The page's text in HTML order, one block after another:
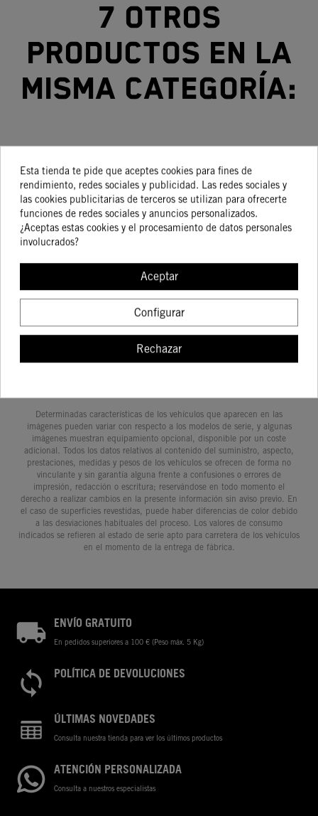
7 otros
productos en la
misma categoría:
MANETA
EMBRAGUE
KTM FLEX
FREERIDE
250 R /
99,04 €
59,42 €
KIT
CILINDRO
SXS
KTM 125
999,10 €
COMPRAR
AJUSTADOR
PRE CARGA
AMORTIGUADOR
159,05 €
AMORTIGUADOR
6,72 €
Determinadas características de los vehículos que aparecen en las
imágenes pueden variar con respecto a los modelos de serie, y algunas
imágenes muestran equipamiento opcional, disponible por un coste
adicional. Todos los datos relativos al contenido del suministro, aspecto,
prestaciones, medidas y pesos de los vehículos se ofrecen de forma no
vinculante y sin garantía alguna frente a confusiones o errores de
impresión, redacción o escritura; reservándose en todo momento el
derecho a realizar cambios en la presente información sin aviso previo. En
el caso de superficies revestidas, puede haber diferencias de color debido
a las desviaciones habituales del proceso. Los valores de consumo
indicados se refieren al estado de serie apto para carretera de los vehículos
en el momento de la entrega de fábrica.
ENVÍO GRATUITO
En pedidos superiores a 100 € (Peso máx. 5 Kg)
POLÍTICA DE DEVOLUCIONES
ÚLTIMAS NOVEDADES
Consulta nuestra tienda para ver los últimos productos
ATENCIÓN PERSONALIZADA
Consulta a nuestros especialistas
Esta tienda te pide que aceptes cookies para fines de
rendimiento, redes sociales y publicidad. Las redes sociales y
las cookies publicitarias de terceros se utilizan para ofrecerte
funciones de redes sociales y anuncios personalizados.
¿Aceptas estas cookies y el procesamiento de datos personales
involucrados?
Aceptar
Configurar
Rechazar